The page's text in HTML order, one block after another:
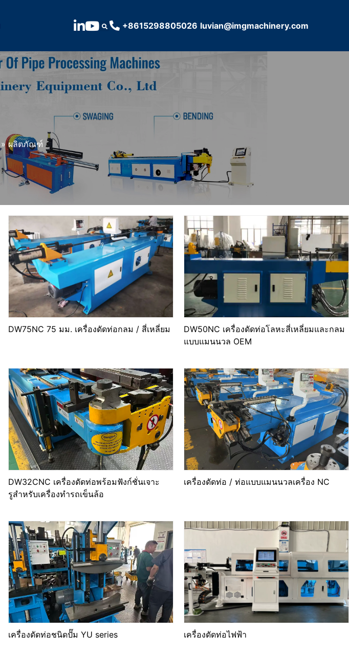
+8615298805026 luvian@imgmachinery.com
» ผลิตภัณฑ์
DW75NC 75 มม. เครื่องดัดท่อกลม / สี่เหลี่ยม
DW50NC เครื่องดัดท่อโลหะสี่เหลี่ยมและกลม
แบบแมนนวล OEM
DW32CNC เครื่องดัดท่อพร้อมฟังก์ชั่นเจาะ
รูสําหรับเครื่องทํารถเข็นล้อ
เครื่องดัดท่อ / ท่อแบบแมนนวลเครื่อง NC
เครื่องดัดท่อชนิดปั๊ม YU series เครื่องดัดท่อไฟฟ้า